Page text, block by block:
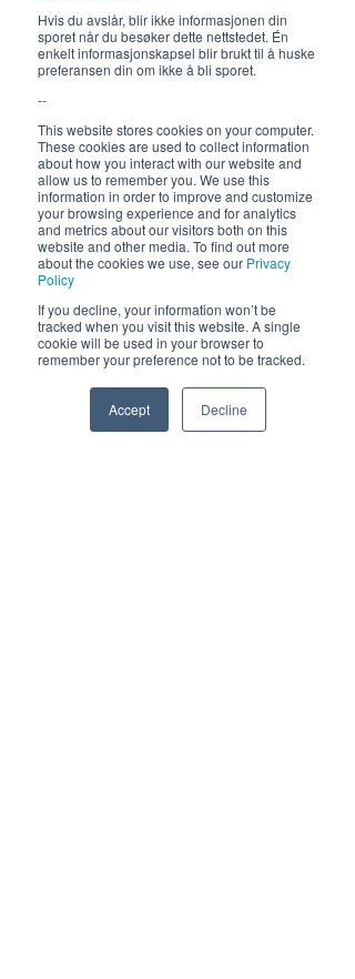
Hvis du avslår, blir ikke informasjonen din
sporet når du besøker dette nettstedet. Én
enkelt informasjonskapsel blir brukt til å huske
preferansen din om ikke å bli sporet.
--
This website stores cookies on your computer.
These cookies are used to collect information
about how you interact with our website and
allow us to remember you. We use this
information in order to improve and customize
your browsing experience and for analytics
and metrics about our visitors both on this
website and other media. To find out more
about the cookies we use, see our Privacy
Policy
If you decline, your information won’t be
tracked when you visit this website. A single
cookie will be used in your browser to
remember your preference not to be tracked.
Accept Decline
Fra 30.7 begrenset servering
12-17, middag 18.30
som skjer på Himmelblå og
neste sommer!
Send
Email Facebook